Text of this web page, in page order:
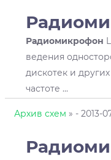
Радиомикрофон
ведения
дискотек и
частоте ...
Архив схем » - 2013-